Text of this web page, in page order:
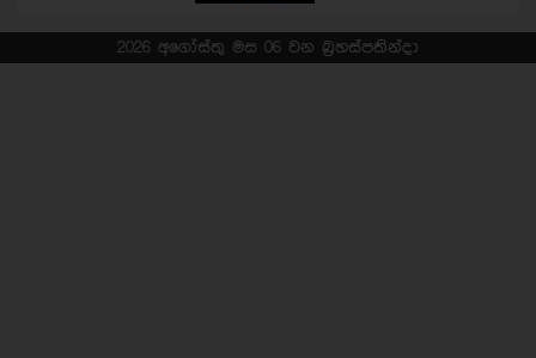
2026 අගෝස්තු මස 06 වන බ්‍රහස්පතින්දා